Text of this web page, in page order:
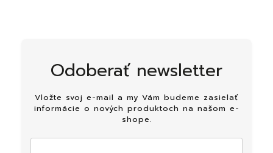
Odoberať newsletter
Vložte svoj e-mail a my Vám budeme zasielať
informácie o nových produktoch na našom e-
shope.